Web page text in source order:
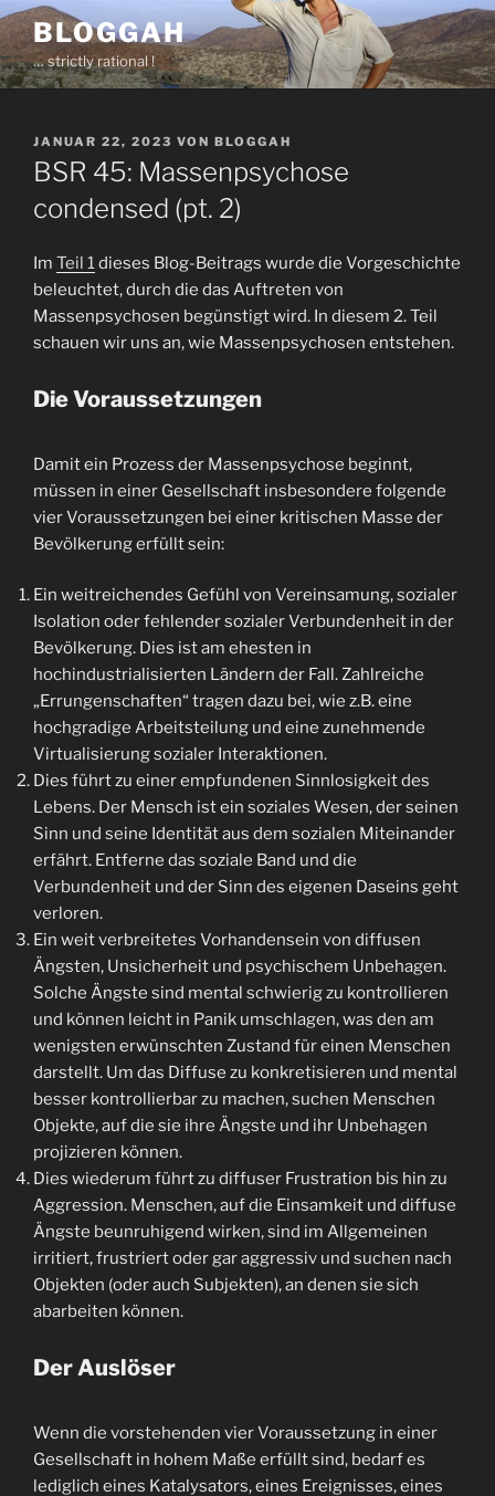
Zum
Inhalt
springen
BLOGGAH
… strictly rational !
VERÖFFENTLICHT
AM
JANUAR 22, 2023 VON BLOGGAH
BSR 45: Massenpsychose
condensed (pt. 2)
Im Teil 1dieses Blog-Beitrags wurde die Vorgeschichte
beleuchtet, durch die das Auftreten von
Massenpsychosen begünstigt wird. In diesem 2. Teil
schauen wir uns an, wie Massenpsychosen entstehen.
Die Voraussetzungen
Damit ein Prozess der Massenpsychose beginnt,
müssen in einer Gesellschaft insbesondere folgende
vier Voraussetzungen bei einer kritischen Masse der
Bevölkerung erfüllt sein:
Ein weitreichendes Gefühl von Vereinsamung, sozialer
Isolation oder fehlender sozialer Verbundenheit in der
Bevölkerung. Dies ist am ehesten in
hochindustrialisierten Ländern der Fall. Zahlreiche
„Errungenschaften“ tragen dazu bei, wie z.B. eine
hochgradige Arbeitsteilung und eine zunehmende
Virtualisierung sozialer Interaktionen.
Dies führt zu einer empfundenen Sinnlosigkeit des
Lebens. Der Mensch ist ein soziales Wesen, der seinen
Sinn und seine Identität aus dem sozialen Miteinander
erfährt. Entferne das soziale Band und die
Verbundenheit und der Sinn des eigenen Daseins geht
verloren.
Ein weit verbreitetes Vorhandensein von diffusen
Ängsten, Unsicherheit und psychischem Unbehagen.
Solche Ängste sind mental schwierig zu kontrollieren
und können leicht in Panik umschlagen, was den am
wenigsten erwünschten Zustand für einen Menschen
darstellt. Um das Diffuse zu konkretisieren und mental
besser kontrollierbar zu machen, suchen Menschen
Objekte, auf die sie ihre Ängste und ihr Unbehagen
projizieren können.
Dies wiederum führt zu diffuser Frustration bis hin zu
Aggression. Menschen, auf die Einsamkeit und diffuse
Ängste beunruhigend wirken, sind im Allgemeinen
irritiert, frustriert oder gar aggressiv und suchen nach
Objekten (oder auch Subjekten), an denen sie sich
abarbeiten können.
Der Auslöser
Wenn die vorstehenden vier Voraussetzung in einer
Gesellschaft in hohem Maße erfüllt sind, bedarf es
lediglich eines Katalysators, eines Ereignisses, eines